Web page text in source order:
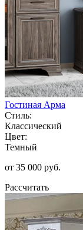
Гостиная Арма
Стиль:
Классический
Цвет:
Темный
от 35 000 руб.
Рассчитать